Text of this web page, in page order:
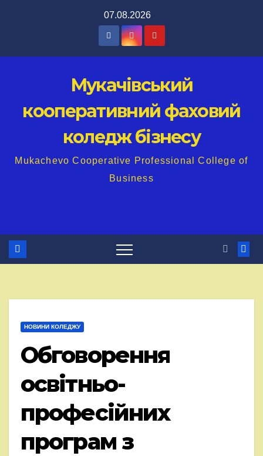
07.08.2026
Мукачівський
кооперативний фаховий
коледж бізнесу
Mukachevo Cooperative Professional College of
Business
НОВИНИ КОЛЕДЖУ
Обговорення
освітньо-
професійних
програм з